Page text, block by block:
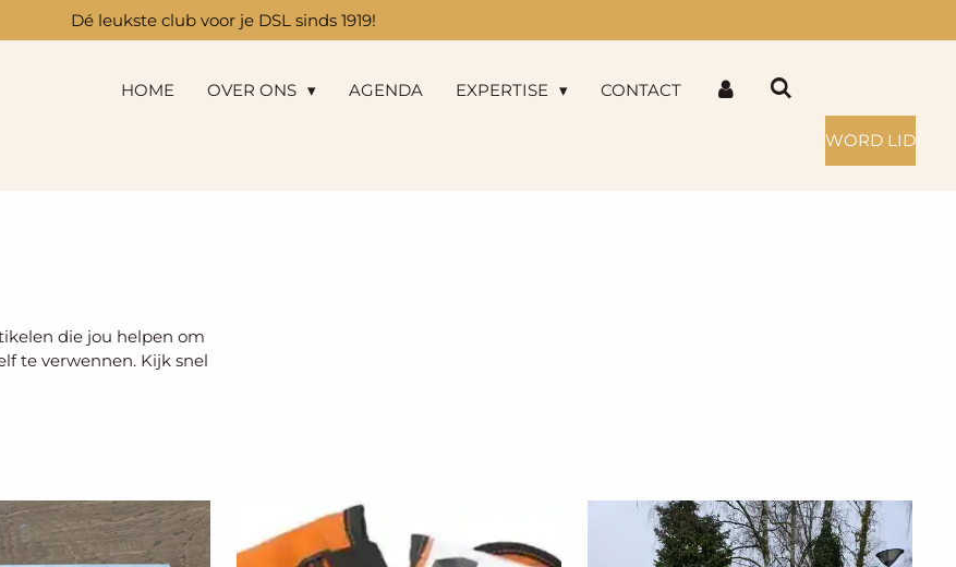
Dé leukste club voor je DSL sinds 1919!
HOME OVER ONS AGENDA EXPERTISE CONTACT
WORD LID
die jou helpen om
te verwennen. Kijk snel